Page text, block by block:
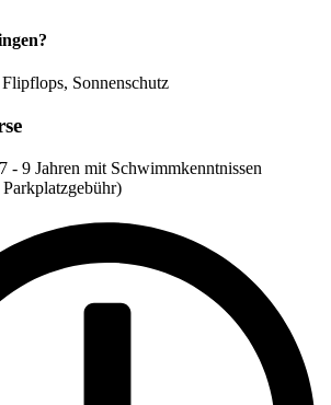
Sonnenschutz
- 9 Jahren mit Schwimmkenntnissen